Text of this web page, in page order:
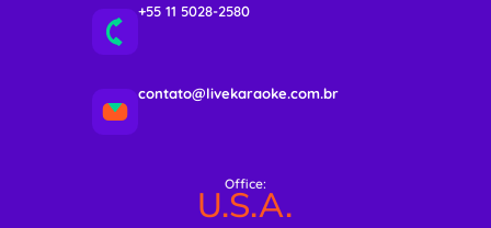
+55 11 5028-2580
contato@livekaraoke.com.br
Office:
U.S.A.